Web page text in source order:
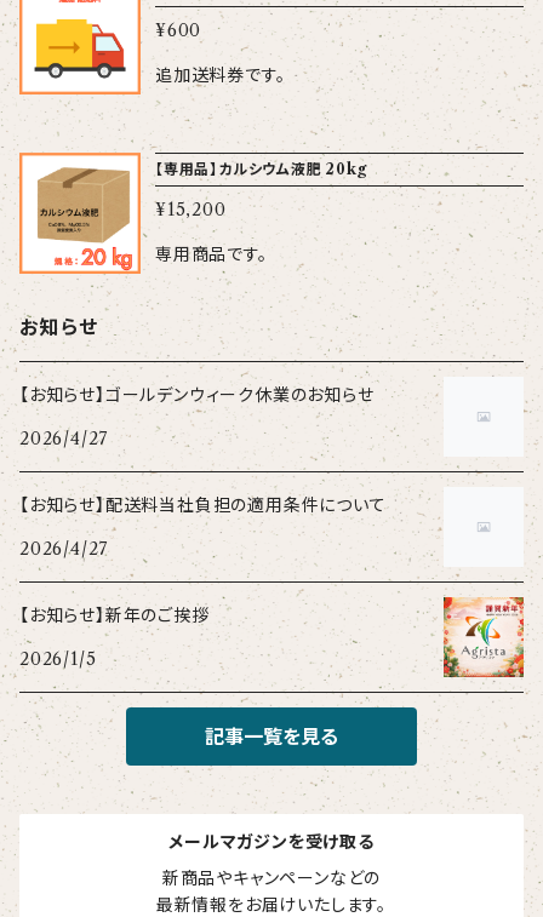
¥600
追加送料券です。
【専用品】カルシウム液肥 20kg
¥15,200
専用商品です。
お知らせ
【お知らせ】ゴールデンウィーク休業のお知らせ
2026/4/27
【お知らせ】配送料当社負担の適用条件について
2026/4/27
【お知らせ】新年のご挨拶
2026/1/5
記事一覧を見る
メールマガジンを受け取る
新商品やキャンペーンなどの
最新情報をお届けいたします。